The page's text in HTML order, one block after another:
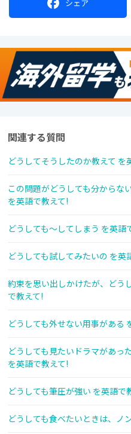
シェア
関連する質問
どうしてそうしたのか教えて を
この問題がどうしても分からな
を英語で教えて!
どうしても～してしまう を英語
どうしても試してみたいの を英
約束を思い出しかけたが、どう
で教えて!
どうしても外せない用事がある
どうしても見たいドラマがあっ
を英語で教えて!
どうしても筆圧が強い を英語で
どうしても食べたいときは、ノ